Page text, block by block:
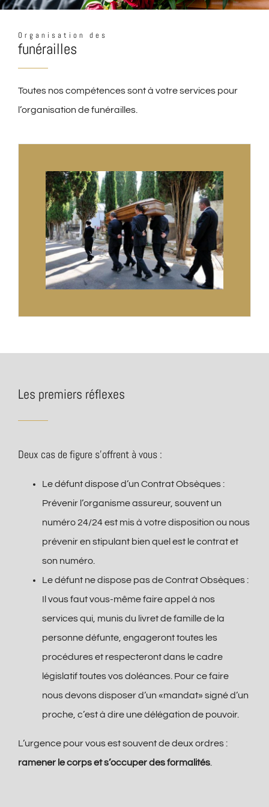
Organisation des
funérailles
Toutes nos compétences sont à votre services pour
l’organisation de funérailles.
Les premiers réflexes
Deux cas de figure s’offrent à vous :
Le défunt dispose d’un Contrat Obsèques :
Prévenir l’organisme assureur, souvent un
numéro 24/24 est mis à votre disposition ou nous
prévenir en stipulant bien quel est le contrat et
son numéro.
Le défunt ne dispose pas de Contrat Obsèques :
Il vous faut vous-même faire appel à nos
services qui, munis du livret de famille de la
personne défunte, engageront toutes les
procédures et respecteront dans le cadre
législatif toutes vos doléances. Pour ce faire
nous devons disposer d’un «mandat» signé d’un
proche, c’est à dire une délégation de pouvoir.
L’urgence pour vous est souvent de deux ordres :
ramener le corps et s’occuper des formalités.